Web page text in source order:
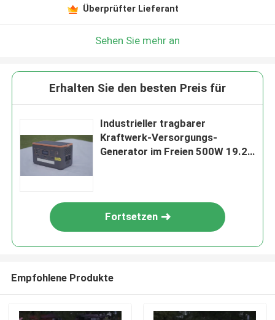
Überprüfter Lieferant
Sehen Sie mehr an
Erhalten Sie den besten Preis für
Industrieller tragbarer
Kraftwerk-Versorgungs-
Generator im Freien 500W 19.2V
Fortsetzen
Empfohlene Produkte